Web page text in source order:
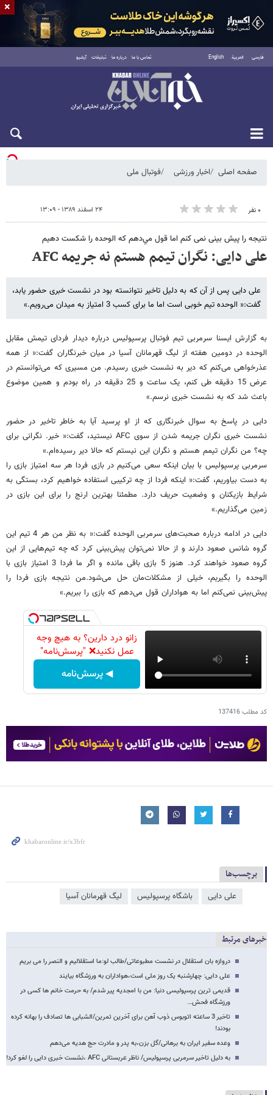
فارسی العربية English تماس با ما درباره ما تبلیغات آرشیو
یکشنبه ۱۸ مرداد ۱۴۰۵
صفحه اصلی اخبار ورزشی فوتبال ملی
۰ نفر ۲۴ اسفند ۱۳۸۹ - ۱۳:۰۹
نتیجه را پیش بینی نمی کنم اما قول مي‌دهم كه الوحده را شكست دهيم
علی دایی: نگران تیمم هستم نه جریمه AFC
علی دایی پس از آن که به دلیل تاخیر نتوانسته بود در نشست خبری حضور یابد،
گفت:« الوحده تیم خوبی است اما ما برای کسب 3 امتیاز به میدان می‌رویم.»
به گزارش ایسنا سرمربی تیم فوتبال پرسپولیس درباره دیدار فردای تیمش مقابل
الوحده در دومین هفته از لیگ قهرمانان آسیا در میان خبرنگاران گفت:« از همه
عذرخواهی می‌کنم که دیر به نشست خبری رسیدم. من مسیری که می‌توانستم در
عرض 15 دقیقه طی کنم، یک ساعت و 25 دقیقه در راه بودم و همین موضوع
باعث شد که به نشست خبری نرسم.»
دایی در پاسخ به سوال خبرنگاری که از او پرسید آیا به خاطر تاخیر در حضور
نشست خبری نگران جریمه شدن از سوی AFC نیستید، گفت:« خیر. نگرانی برای
چه؟ من نگران تیمم هستم و نگران این نیستم که حالا دیر رسیده‌ام.»
سرمربی پرسپولیس با بیان اینکه سعی می‌کنیم در بازی فردا هر سه امتیاز بازی را
به دست بیاوریم، گفت:« اینکه فردا از چه ترکیبی استفاده خواهیم کرد، بستگی به
شرایط بازیکنان و وضعیت حریف دارد. مطمئنا بهترین ارنج را برای این بازی در
زمین می‌گذاریم.»
دایی در ادامه درباره صحبت‌های سرمربی الوحده گفت:« به نظر من هر 4 تیم این
گروه شانس صعود دارند و از حالا نمی‌توان پیش‌بینی کرد که چه تیم‌هایی از این
گروه صعود خواهند کرد. هنوز 5 بازی باقی مانده و اگر ما فردا 3 امتیاز بازی با
الوحده را بگیریم، خیلی از مشکلات‌مان حل می‌شود.من نتیجه بازی فردا را
پیش‌بینی نمی‌کنم اما به هواداران قول می‌دهم که بازی را ببریم.»
زانو درد دارین؟ به هیچ وجه
عمل نکنید❌ "پرسش‌نامه"
◀ پرسش‌نامه
کد مطلب137416
برچسب‌ها
علی دایی باشگاه پرسپولیس لیگ قهرمانان آسیا
خبرهای مرتبط
دروازه بان استقلال در نشست مطبوعاتی/طالب لو:ما استقلالیم و النصر را می بریم
علی دایی: چهارشنبه یک روز ملی است،هواداران به ورزشگاه بیایند
قدیمی ترین پرسپولیسی دنیا: من با امجدیه پیر شدم/ به حرمت خانم ها کسی در
ورزشگاه فحش…
تاخیر 3 ساعته اتوبوس ذوب آهن برای آخرین تمرین/الشبابی ها تصادف را بهانه کرده
بودند!
وعده سفیر ایران به برهانی/گل بزن،به پدر و مادرت حج هدیه می‌دهم
به دلیل تاخیر سرمربی پرسپولیس/ ناظر عربستانی AFC ،نشست خبری دایی را لغو کرد!
×